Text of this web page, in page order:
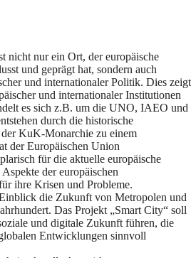
nicht nur ein Ort, der europäische
und geprägt hat, sondern auch
und internationaler Politik. Dies zeigt
und internationaler Institutionen
es sich z.B. um die UNO, IAEO und
durch die historische
KuK-Monarchie zu einem
der Europäischen Union
für die aktuelle europäische
der europäischen
ihre Krisen und Probleme.
die Zukunft von Metropolen und
Das Projekt „Smart City“ soll
und digitale Zukunft führen, die
Entwicklungen sinnvoll